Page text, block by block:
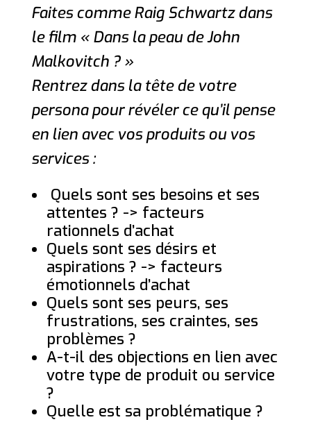
Faites comme Raig Schwartz dans
le film « Dans la peau de John
Malkovitch ? »
Rentrez dans la tête de votre
persona pour révéler ce qu’il pense
en lien avec vos produits ou vos
services :
Quels sont ses besoins et ses
attentes ? -> facteurs
rationnels d’achat
Quels sont ses désirs et
aspirations ? -> facteurs
émotionnels d’achat
Quels sont ses peurs, ses
frustrations, ses craintes, ses
problèmes ?
A-t-il des objections en lien avec
votre type de produit ou service
?
Quelle est sa problématique ?